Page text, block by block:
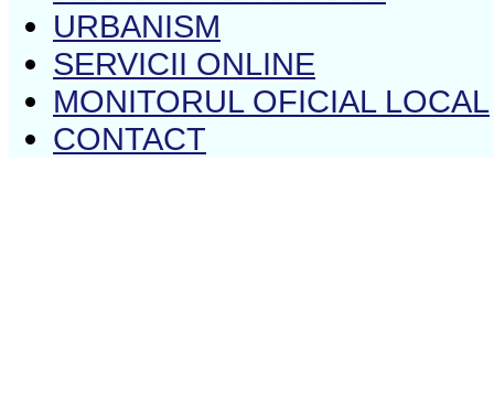
URBANISM
SERVICII ONLINE
MONITORUL OFICIAL LOCAL
CONTACT